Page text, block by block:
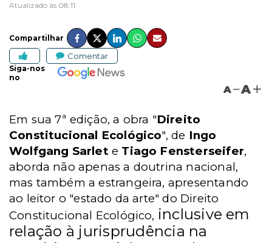
Atualizado às 08:11
Compartilhar
Comentar
Siga-nos
no
A A
Em sua 7ª edição, a obra "Direito
Constitucional Ecológico", de Ingo
Wolfgang Sarlet e Tiago Fensterseifer,
aborda não apenas a doutrina nacional,
mas também a estrangeira, apresentando
ao leitor o "estado da arte" do Direito
Constitucional Ecológico, inclusive em
relação à jurisprudência na